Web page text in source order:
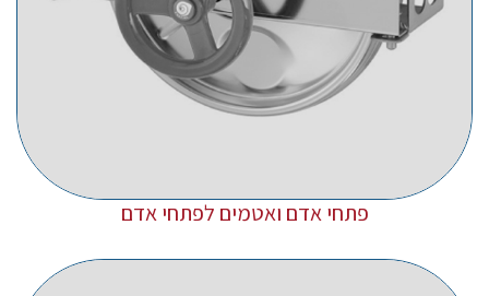
פתחי אדם ואטמים לפתחי אדם